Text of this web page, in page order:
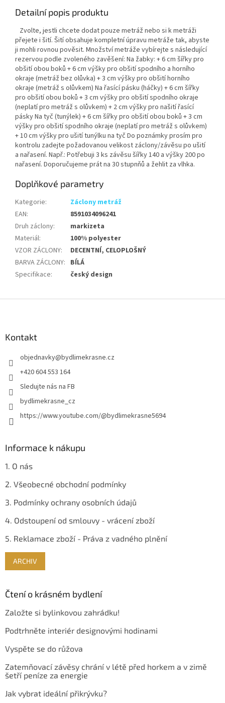
Detailní popis produktu
Zvolte, jestli chcete dodat pouze metráž nebo si k metráži
přejete i šití. Šití obsahuje kompletní úpravu metráže tak, abyste
ji mohli rovnou pověsit. Množství metráže vybírejte s následující
rezervou podle zvoleného zavěšení: Na žabky: + 6 cm šířky pro
obšití obou boků + 6 cm výšky pro obšití spodního a horního
okraje (metráž bez olůvka) + 3 cm výšky pro obšití horního
okraje (metráž s olůvkem) Na řasící pásku (háčky) + 6 cm šířky
pro obšití obou boků + 3 cm výšky pro obšití spodního okraje
(neplatí pro metráž s olůvkem) + 2 cm výšky pro našití řasící
pásky Na tyč (tunýlek) + 6 cm šířky pro obšití obou boků + 3 cm
výšky pro obšití spodního okraje (neplatí pro metráž s olůvkem)
+ 10 cm výšky pro ušití tunýlku na tyč Do poznámky prosím pro
kontrolu zadejte požadovanou velikost záclony/závěsu po ušití
a nařasení. Např.: Potřebuji 3 ks závěsu šířky 140 a výšky 200 po
nařasení. Doporučujeme prát na 30 stupnňů a žehlit za vlhka.
Doplňkové parametry
Kategorie:
Záclony metráž
EAN:
8591034096241
Druh záclony:
markizeta
Materiál:
100% polyester
VZOR ZÁCLONY:
DECENTNÍ, CELOPLOŠNÝ
BARVA ZÁCLONY: BÍLÁ
Specifikace: český design
Kontakt
objednavky@bydlimekrasne.cz
+420 604 553 164
Sledujte nás na FB
bydlimekrasne_cz
https://www.youtube.com/@bydlimekrasne5694
Informace k nákupu
1. O nás
2. Všeobecné obchodní podmínky
3. Podmínky ochrany osobních údajů
4. Odstoupení od smlouvy - vrácení zboží
5. Reklamace zboží - Práva z vadného plnění
ARCHIV
Čtení o krásném bydlení
Založte si bylinkovou zahrádku!
Podtrhněte interiér designovými hodinami
Vyspěte se do růžova
Zatemňovací závěsy chrání v létě před horkem a v zimě
šetří peníze za energie
Jak vybrat ideální přikrývku?